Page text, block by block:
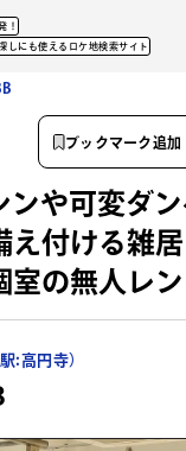
！
しにも使えるロケ地検索サイト
ンや可変ダ
え付ける雑
室の無人レ
:高円寺）
ブックマーク追加